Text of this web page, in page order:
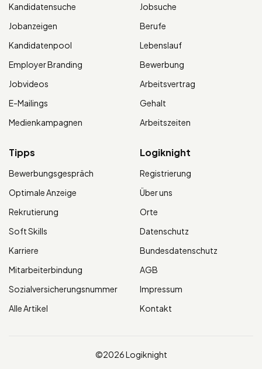
Kandidatensuche
Jobanzeigen
Kandidatenpool
Employer Branding
Jobvideos
E-Mailings
Medienkampagnen
Jobsuche
Berufe
Lebenslauf
Bewerbung
Arbeitsvertrag
Gehalt
Arbeitszeiten
Tipps
Bewerbungsgespräch
Optimale Anzeige
Rekrutierung
Soft Skills
Karriere
Mitarbeiterbindung
Sozialversicherungsnummer
Alle Artikel
Logiknight
Registrierung
Über uns
Orte
Datenschutz
Bundesdatenschutz
AGB
Impressum
Kontakt
©2026 Logiknight